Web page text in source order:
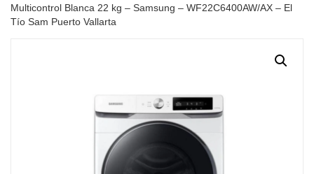
Multicontrol Blanca 22 kg – Samsung – WF22C6400AW/AX – El
Tío Sam Puerto Vallarta